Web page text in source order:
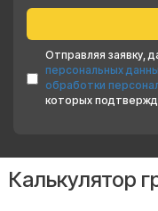
Отправляя заявку,
персональных
обработки
которых
Калькулятор